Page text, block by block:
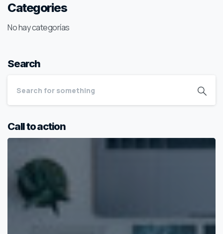
Categories
No hay categorías
Search
Call to action